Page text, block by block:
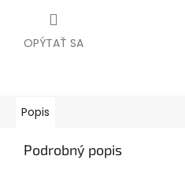
OPÝTAŤ SA
Popis
Podrobný popis